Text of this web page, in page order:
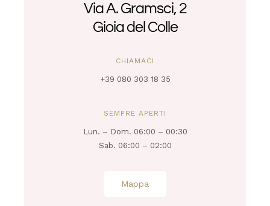
Via A. Gramsci, 2
Gioia del Colle
CHIAMACI
+39 080 303 18 35
SEMPRE APERTI
Lun. – Dom. 06:00 – 00:30
Sab. 06:00 – 02:00
Mappa